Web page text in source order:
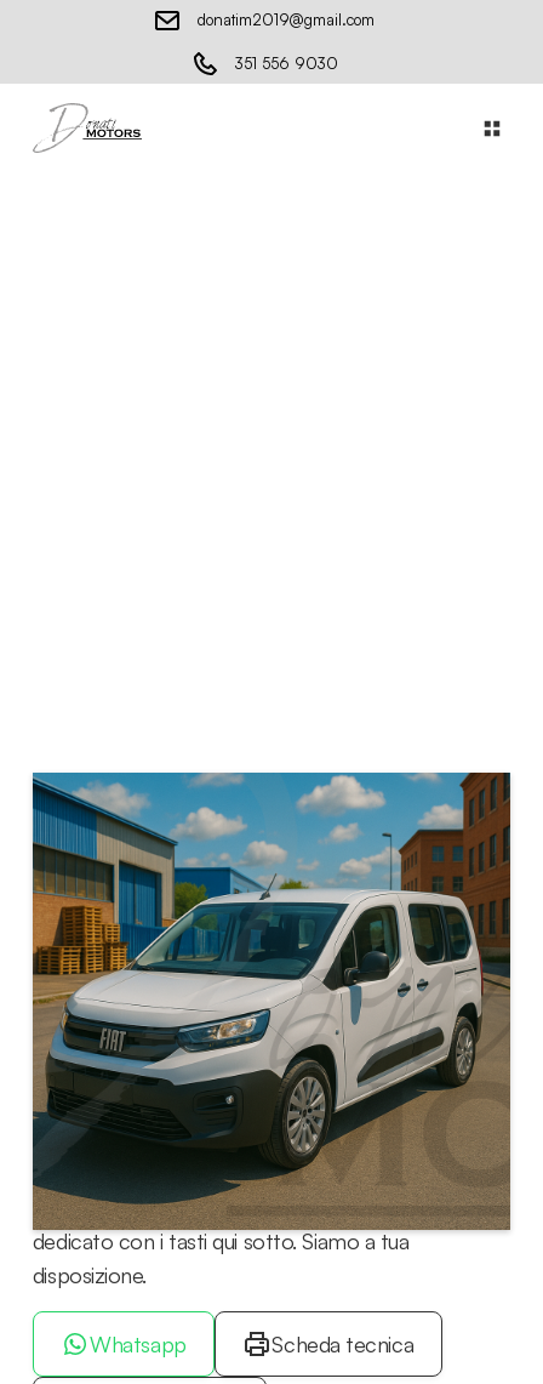
donatim2019@gmail.com
351 556 9030
Mostra galleria
Auto KM0
Fiat Doblo' 1500 BLUEHDI
COMBI MAXI 130 CV
AUTOMATICO
€ 31.500PROMO finanziamento
€ 31.700Prezzo di listino
Richiedi informazioni su questa auto scrivendoci su
WhatsApp o chiamando il nostro consulente
dedicato con i tasti qui sotto. Siamo a tua
disposizione.
Whatsapp Scheda tecnica